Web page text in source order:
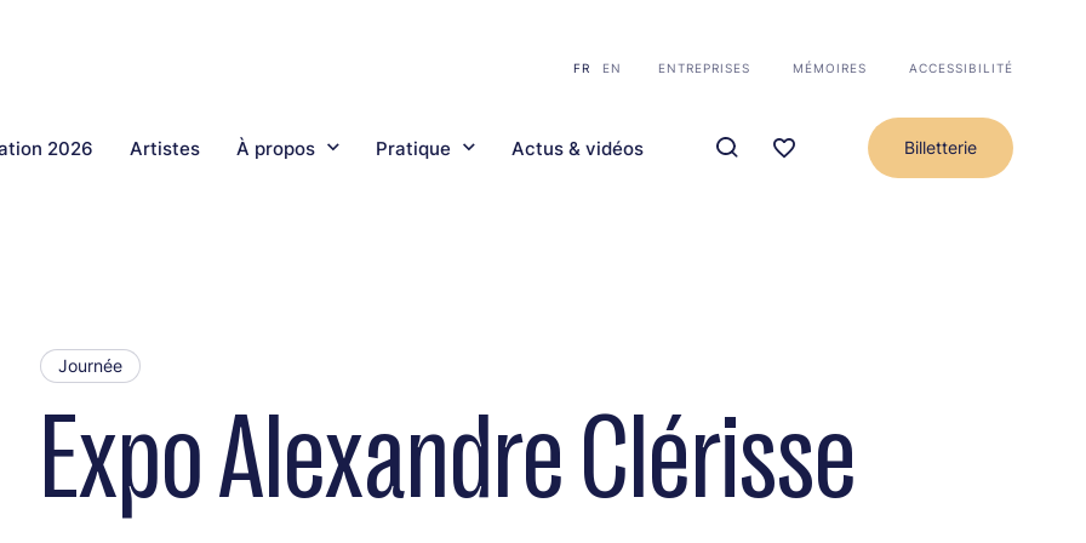
FR EN ENTREPRISES MÉMOIRES ACCESSIBILITÉ
2026 Artistes À propos Pratique Actus & vidéos Billetterie
Expo Alexandre Clérisse
Journée